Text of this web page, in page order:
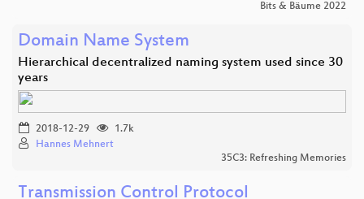
Bits & Bäume 2022
Domain Name System
Hierarchical decentralized naming system used since 30
years
2018-12-29
1.7k
Hannes Mehnert
35C3: Refreshing Memories
Transmission Control Protocol